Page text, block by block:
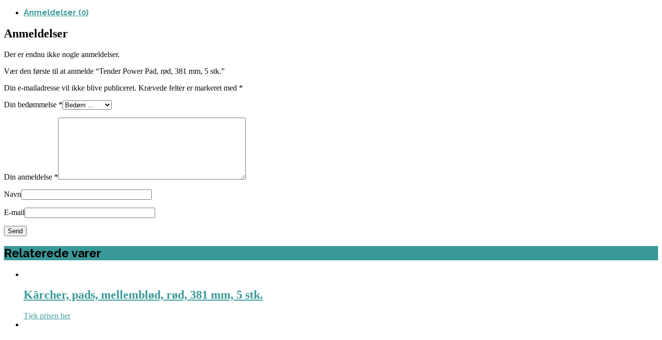
Anmeldelser (0)
Anmeldelser
Der er endnu ikke nogle anmeldelser.
Vær den første til at anmelde “Tender Power Pad, rød, 381 mm, 5 stk.”
Din e-mailadresse vil ikke blive publiceret. Krævede felter er markeret med *
Din bedømmelse *
Din anmeldelse *
Navn
E-mail
Relaterede varer
Kärcher, pads, mellemblød, rød, 381 mm, 5 stk.
Tjek prisen her